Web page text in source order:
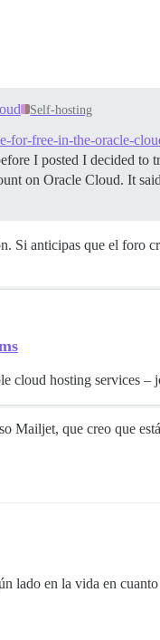
Self-hosting
for-free-in-the-oracle-
I posted I decided to
on Oracle Cloud. It
Si anticipas que el foro
cloud hosting services
Mailjet, que creo que
lado en la vida en